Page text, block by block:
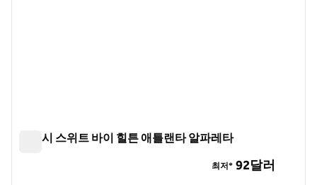
앰버시 스위트 바이 힐튼 애틀랜타 알파레타
최저* 92달러